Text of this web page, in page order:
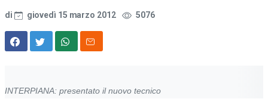
di giovedì 15 marzo 2012 5076
INTERPIANA: presentato il nuovo tecnico